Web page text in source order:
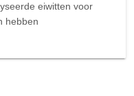
eiwitten voor
hebben